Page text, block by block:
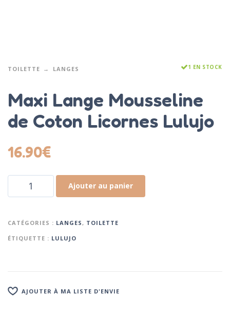
TOILETTE LANGES 1 EN STOCK
Maxi Lange Mousseline
de Coton Licornes Lulujo
16.90€
Ajouter au panier
CATÉGORIES : LANGES, TOILETTE
ÉTIQUETTE : LULUJO
AJOUTER À MA LISTE D'ENVIE